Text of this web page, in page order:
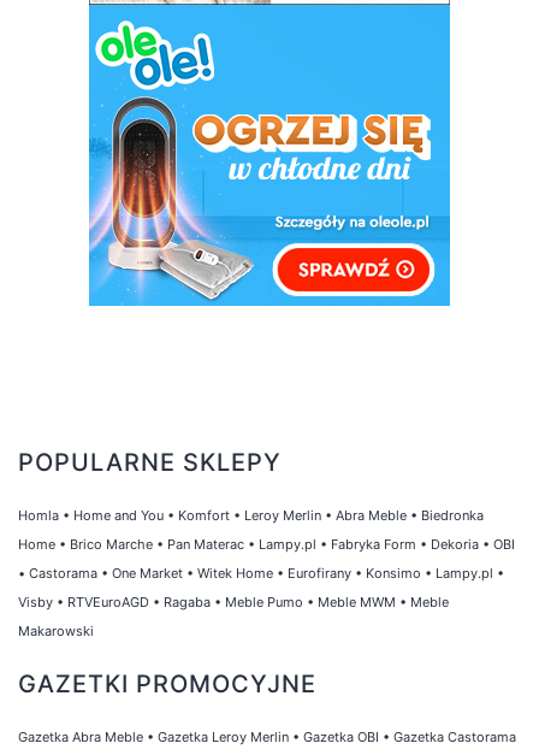
POPULARNE SKLEPY
Homla • Home and You • Komfort • Leroy Merlin • Abra Meble • Biedronka
Home • Brico Marche • Pan Materac • Lampy.pl • Fabryka Form • Dekoria • OBI
• Castorama • One Market • Witek Home • Eurofirany • Konsimo • Lampy.pl •
Visby • RTVEuroAGD • Ragaba • Meble Pumo • Meble MWM • Meble
Makarowski
GAZETKI PROMOCYJNE
Gazetka Abra Meble • Gazetka Leroy Merlin • Gazetka OBI • Gazetka Castorama